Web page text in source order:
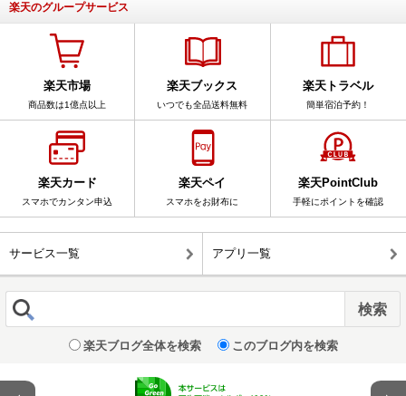
楽天のグループサービス
楽天市場
商品数は1億点以上
楽天ブックス
いつでも全品送料無料
楽天トラベル
簡単宿泊予約！
楽天カード
スマホでカンタン申込
楽天ペイ
スマホをお財布に
楽天PointClub
手軽にポイントを確認
サービス一覧 アプリ一覧
楽天ブログ全体を検索 このブログ内を検索